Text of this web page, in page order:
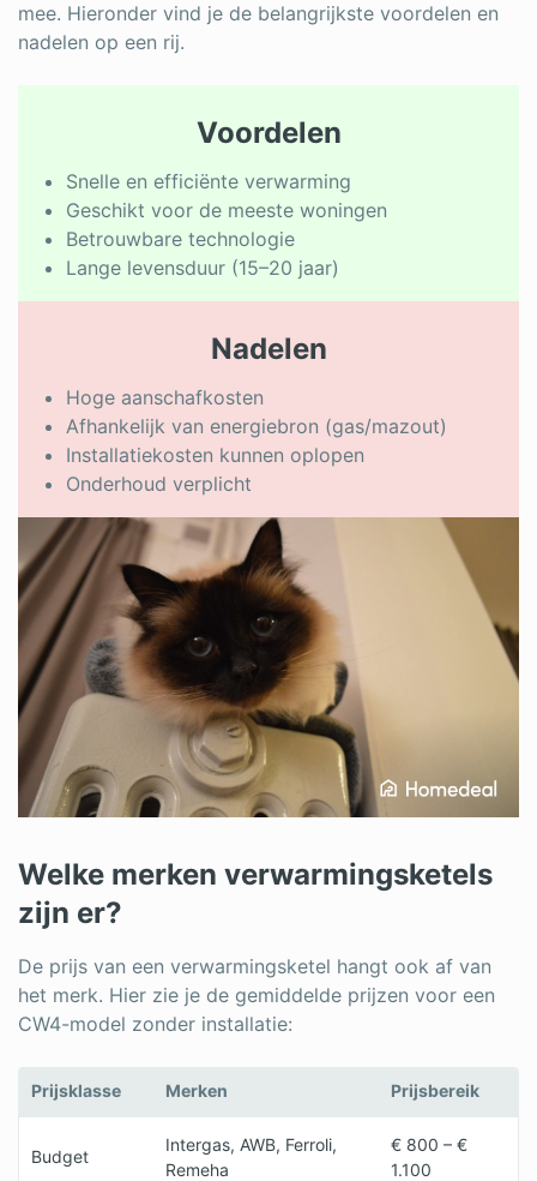
mee. Hieronder vind je de belangrijkste voordelen en
nadelen op een rij.
Voordelen
Snelle en efficiënte verwarming
Geschikt voor de meeste woningen
Betrouwbare technologie
Lange levensduur (15–20 jaar)
Nadelen
Hoge aanschafkosten
Afhankelijk van energiebron (gas/mazout)
Installatiekosten kunnen oplopen
Onderhoud verplicht
Welke merken verwarmingsketels
zijn er?
De prijs van een verwarmingsketel hangt ook af van
het merk. Hier zie je de gemiddelde prijzen voor een
CW4-model zonder installatie:
Prijsklasse Merken Prijsbereik
Budget
Intergas, AWB, Ferroli,
Remeha
€ 800 – €
1.100